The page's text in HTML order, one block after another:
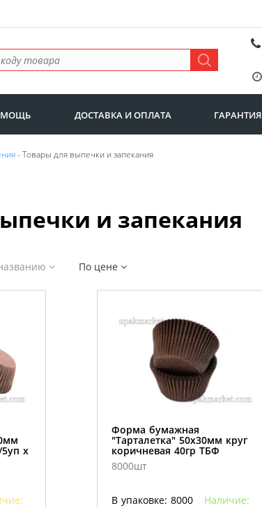
ДОСТАВКА И ОПЛАТА ГАРАНТИЯ
- Товары для выпечки и запекания
и запекания
По цене
х
Форма бумажная
"Тарталетка" 50х30мм круг
коричневая 40гр ТБФ
8000шт
В упаковке: 8000
Наличие: